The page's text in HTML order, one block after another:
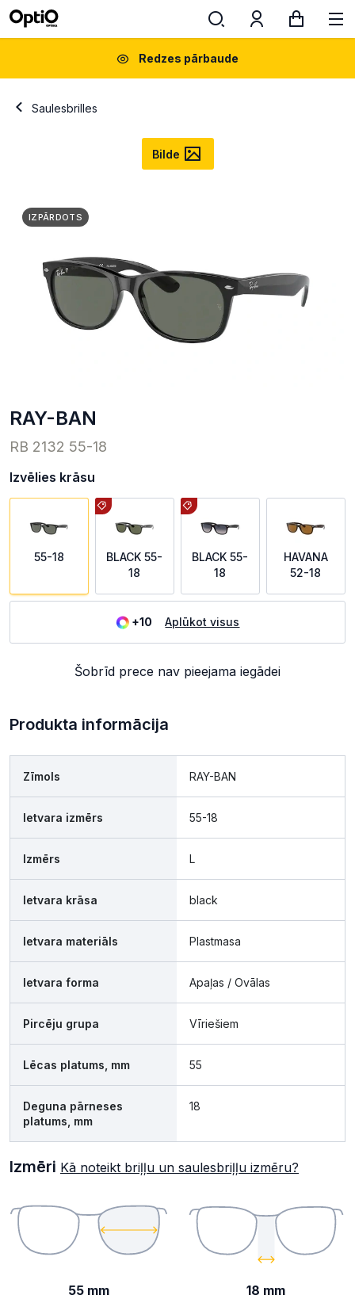
Redzes pārbaude
Saulesbrilles
Bilde
IZPĀRDOTS
RAY-BAN
RB 2132 55-18
Izvēlies krāsu
55-18
BLACK 55-
18
BLACK 55-
18
HAVANA
52-18
+10 Aplūkot visus
Šobrīd prece nav pieejama iegādei
Produkta informācija
Zīmols RAY-BAN
Ietvara izmērs 55-18
Izmērs L
Ietvara krāsa black
Ietvara materiāls Plastmasa
Ietvara forma Apaļas / Ovālas
Pircēju grupa Vīriešiem
Lēcas platums, mm 55
Deguna pārneses
platums, mm
18
Izmēri Kā noteikt briļļu un saulesbriļļu izmēru?
55 mm
18 mm